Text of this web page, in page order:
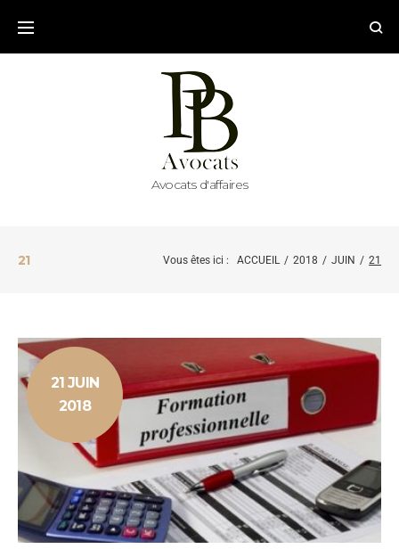
Avocats d'affaires
21 Vous êtes ici : ACCUEIL / 2018 / JUIN / 21
21 JUIN
2018